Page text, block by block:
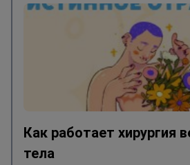
Как работает хирургия
тела